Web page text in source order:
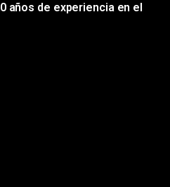
años de experiencia en el